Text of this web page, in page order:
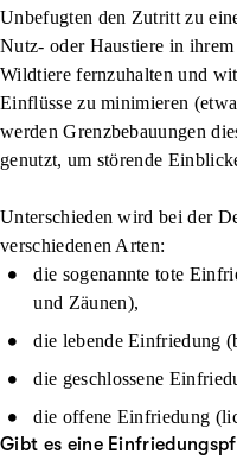
Unbefugten den Zutritt zu
Nutz- oder Haustiere in
Wildtiere fernzuhalten und
Einflüsse zu minimieren
werdenGrenzbebauungen
genutzt, um störende
Unterschieden wird bei der
verschiedenen Arten:
die sogenannte tote
und Zäunen),
die lebende Einfriedung
die geschlossene
die offene Einfriedung
Gibt es eine